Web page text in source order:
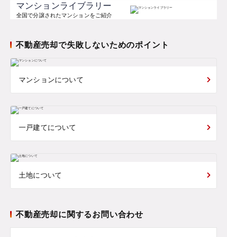
マンションライブラリー
全国で分譲されたマンションをご紹介
不動産売却で失敗しないためのポイント
マンションについて
一戸建てについて
土地について
不動産売却に関するお問い合わせ